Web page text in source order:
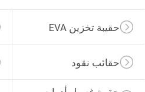
حقيبة تخزين EVA
حقائب نقود